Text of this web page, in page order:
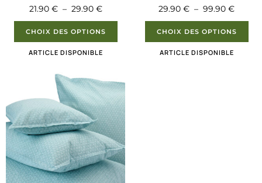
21.90 € – 29.90 €
CHOIX DES OPTIONS
ARTICLE DISPONIBLE
29.90 € – 99.90 €
CHOIX DES OPTIONS
ARTICLE DISPONIBLE